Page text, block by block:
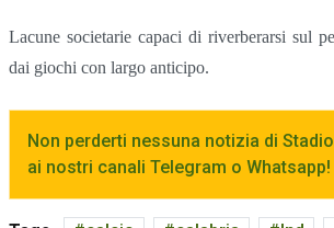
Lacune societarie capaci di riverberarsi sul
dai giochi con largo anticipo.
Non perderti nessuna notizia di
ai nostri canali Telegram o Whatsapp!